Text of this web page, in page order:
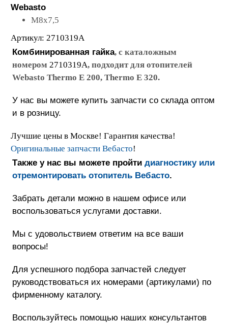
Webasto
M8x7,5
Артикул: 2710319A
Комбинированная гайка, с каталожным
номером 2710319A, подходит для отопителей
Webasto Thermo Е 200, Thermo Е 320.
У нас вы можете купить запчасти со склада оптом
и в розницу.
Лучшие цены в Москве! Гарантия качества!
Оригинальные запчасти Вебасто!
Также у нас вы можете пройти диагностику или
отремонтировать отопитель Вебасто.
Забрать детали можно в нашем офисе или
воспользоваться услугами доставки.
Мы с удовольствием ответим на все ваши
вопросы!
Для успешного подбора запчастей следует
руководствоваться их номерами (артикулами) по
фирменному каталогу.
Воспользуйтесь помощью наших консультантов